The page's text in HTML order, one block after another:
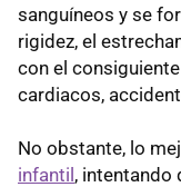
sanguíneos y se
rigidez, el
con el
cardiacos,
No obstante, lo
infantil, intentando